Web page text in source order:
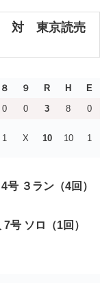
対 東京読売
８ ９ R H E
0 0 3 8 0
1 X 10 10 1
３ラン（4回）
ソロ（1回）